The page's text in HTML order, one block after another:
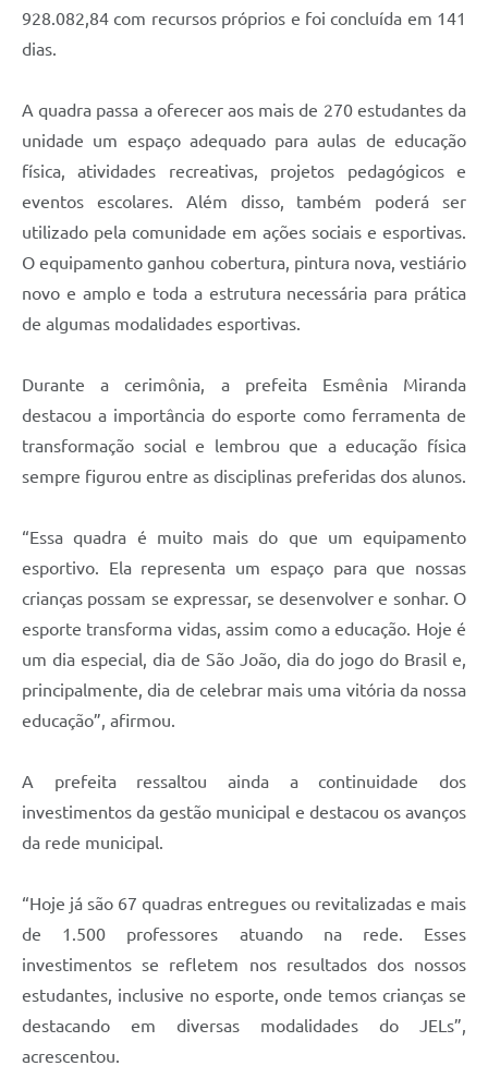
928.082,84 com recursos próprios e foi concluída em 141
dias.
A quadra passa a oferecer aos mais de 270 estudantes da
unidade um espaço adequado para aulas de educação
física, atividades recreativas, projetos pedagógicos e
eventos escolares. Além disso, também poderá ser
utilizado pela comunidade em ações sociais e esportivas.
O equipamento ganhou cobertura, pintura nova, vestiário
novo e amplo e toda a estrutura necessária para prática
de algumas modalidades esportivas.
Durante a cerimônia, a prefeita Esmênia Miranda
destacou a importância do esporte como ferramenta de
transformação social e lembrou que a educação física
sempre figurou entre as disciplinas preferidas dos alunos.
“Essa quadra é muito mais do que um equipamento
esportivo. Ela representa um espaço para que nossas
crianças possam se expressar, se desenvolver e sonhar. O
esporte transforma vidas, assim como a educação. Hoje é
um dia especial, dia de São João, dia do jogo do Brasil e,
principalmente, dia de celebrar mais uma vitória da nossa
educação”, afirmou.
A prefeita ressaltou ainda a continuidade dos
investimentos da gestão municipal e destacou os avanços
da rede municipal.
“Hoje já são 67 quadras entregues ou revitalizadas e mais
de 1.500 professores atuando na rede. Esses
investimentos se refletem nos resultados dos nossos
estudantes, inclusive no esporte, onde temos crianças se
destacando em diversas modalidades do JELs”,
acrescentou.